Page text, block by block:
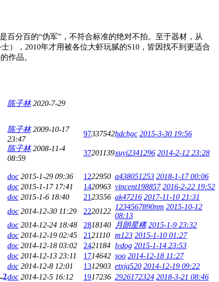
百分百的“伪军”，不符合标准的绝对不拍。至于器材，从
），2010年才用被各位大虾玩腻的S10，皆因找不到更适合
作品。
陈子林 2020-7-29
陈子林 2009-10-17
23:47
97337542hdchgc 2015-3-30 19:56
陈子林 2008-11-4
08:59
37201139xuyi2341296 2014-2-12 23:28
doc 2015-1-29 09:36 1222950 a438051253 2018-1-17 00:06
doc 2015-1-17 17:41 1420963 vincent198857 2016-2-22 19:52
doc 2015-1-6 18:40 2123556 ak47216 2017-11-10 21:31
doc 2014-12-30 11:29 2220122
1234567890nm 2015-10-12
08:13
doc 2014-12-24 18:48 2818140 月朗星稀 2015-1-9 23:32
doc 2014-12-19 02:45 2121110 m123 2015-1-10 01:27
doc 2014-12-18 03:02 2421184 lvdog 2015-1-14 23:53
doc 2014-12-13 23:11 1714642 soo 2014-12-18 11:27
doc 2014-12-8 12:01 1312903 etxjq520 2014-12-19 09:22
2doc 2014-12-5 16:12 1917236 2926172324 2018-3-21 08:46